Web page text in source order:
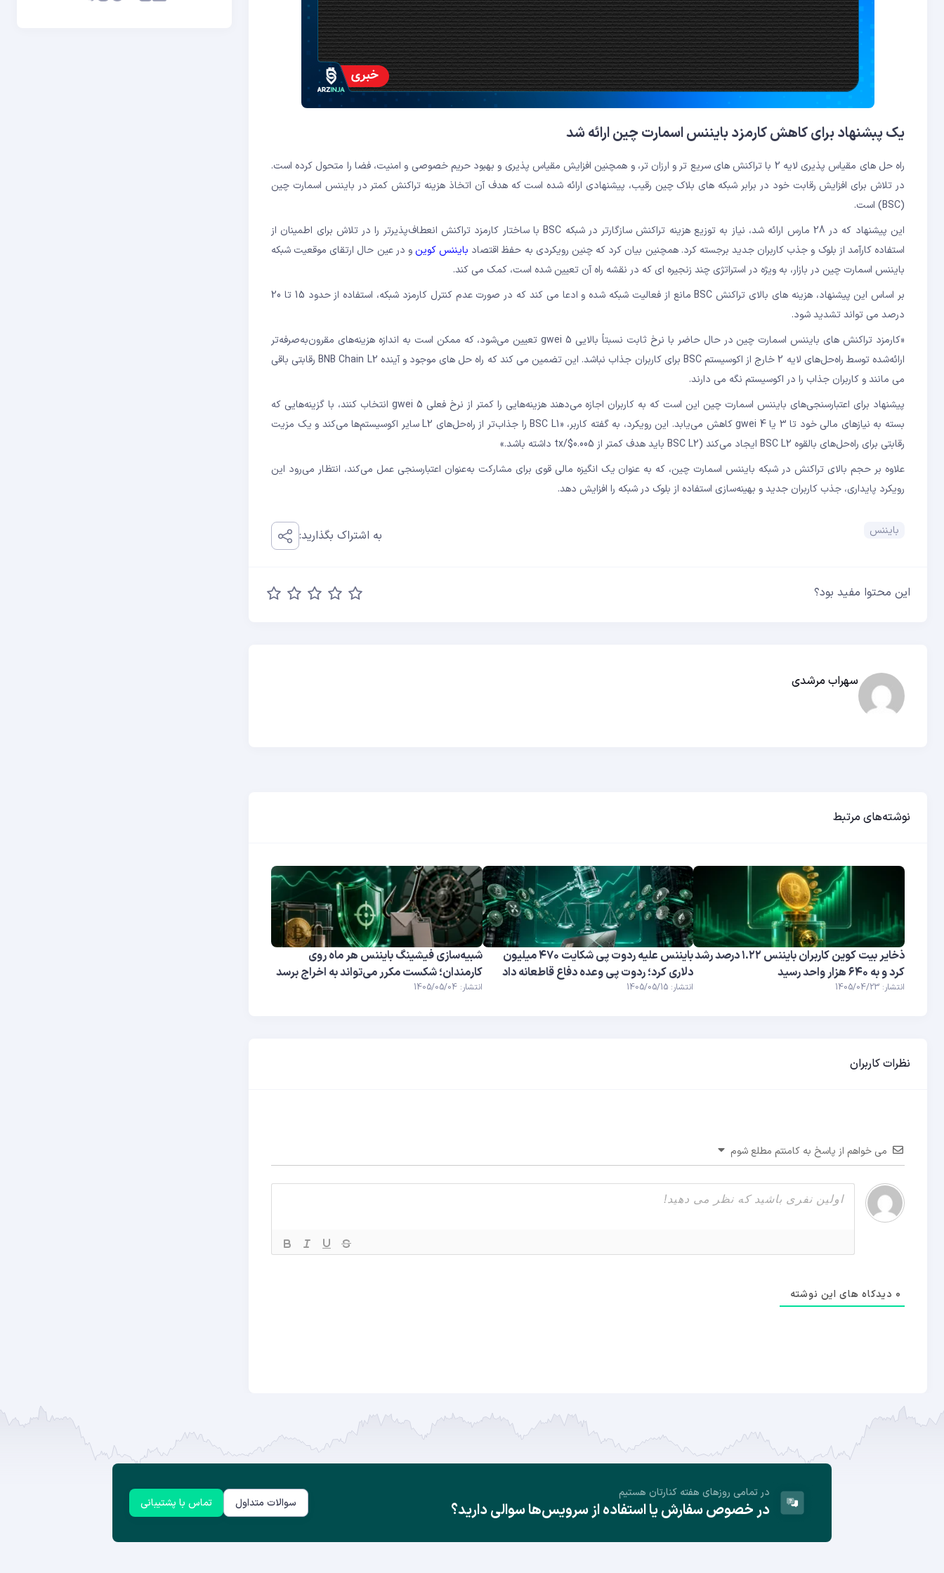
یک پبشنهاد برای کاهش کارمزد بایننس اسمارت چین ارائه شد
راه حل های مقیاس پذیری لایه 2 با تراکنش های سریع تر و ارزان تر، و همچنین افزایش مقیاس پذیری و بهبود حریم خصوصی و امنیت، فضا را متحول کرده است.
در تلاش برای افزایش رقابت خود در برابر شبکه های بلاک چین رقیب، پیشنهادی ارائه شده است که هدف آن اتخاذ هزینه تراکنش کمتر در بایننس اسمارت چین
(BSC) است.
این پیشنهاد که در 28 مارس ارائه شد، نیاز به توزیع هزینه تراکنش سازگارتر در شبکه BSC با ساختار کارمزد تراکنش انعطاف‌پذیرتر را در تلاش برای اطمینان از
استفاده کارآمد از بلوک و جذب کاربران جدید برجسته کرد. همچنین بیان کرد که چنین رویکردی به حفظ اقتصاد بایننس کوین و در عین حال ارتقای موقعیت شبکه
بایننس اسمارت چین در بازار، به ویژه در استراتژی چند زنجیره ای که در نقشه راه آن تعیین شده است، کمک می کند.
بر اساس این پیشنهاد، هزینه های بالای تراکنش BSC مانع از فعالیت شبکه شده و ادعا می کند که در صورت عدم کنترل کارمزد شبکه، استفاده از حدود 15 تا 20
درصد می تواند تشدید شود.
«کارمزد تراکنش های بایننس اسمارت چین در حال حاضر با نرخ ثابت نسبتاً بالایی 5 gwei تعیین می‌شود، که ممکن است به اندازه هزینه‌های مقرون‌به‌صرفه‌تر
ارائه‌شده توسط راه‌حل‌های لایه 2 خارج از اکوسیستم BSC برای کاربران جذاب نباشد. این تضمین می کند که راه حل های موجود و آینده BNB Chain L2 رقابتی باقی
می مانند و کاربران جذاب را در اکوسیستم نگه می دارند.
پیشنهاد برای اعتبارسنجی‌های بایننس اسمارت چین این است که به کاربران اجازه می‌دهند هزینه‌هایی را کمتر از نرخ فعلی 5 gwei انتخاب کنند، با گزینه‌هایی که
بسته به نیازهای مالی خود تا 3 یا 4 gwei کاهش می‌یابد. این رویکرد، به گفته کاربر، «BSC L1 را جذاب‌تر از راه‌حل‌های L2 سایر اکوسیستم‌ها می‌کند و یک مزیت
رقابتی برای راه‌حل‌های بالقوه BSC L2 ایجاد می‌کند (BSC L2 باید هدف کمتر از 0.005$/tx داشته باشد.»
علاوه بر حجم بالای تراکنش در شبکه بایننس اسمارت چین، که به عنوان یک انگیزه مالی قوی برای مشارکت به‌عنوان اعتبارسنجی عمل می‌کند، انتظار می‌رود این
رویکرد پایداری، جذب کاربران جدید و بهینه‌سازی استفاده از بلوک در شبکه را افزایش دهد.
بایننس به اشتراک بگذارید:
این محتوا مفید بود؟
سهراب مرشدی
نوشته‌های مرتبط
ذخایر بیت کوین کاربران بایننس ۱.۲۲ درصد رشد
کرد و به ۶۴۰ هزار واحد رسید
انتشار: 1405/04/23
بایننس علیه ردوت پی شکایت ۴۷۰ میلیون
دلاری کرد؛ ردوت پی وعده دفاع قاطعانه داد
انتشار: 1405/05/15
شبیه‌سازی فیشینگ بایننس هر ماه روی
کارمندان؛ شکست مکرر می‌تواند به اخراج برسد
انتشار: 1405/05/04
نظرات کاربران
می خواهم از پاسخ به کامنتم مطلع شوم
0 دیدکاه های این نوشته
در تمامی روز‌های هفته کنارتان هستیم
در خصوص سفارش یا استفاده از سرویس‌ها سوالی دارید؟ سوالات متداول تماس با پشتیبانی